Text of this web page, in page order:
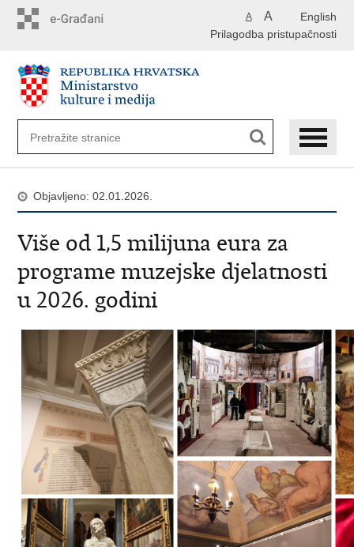
English
A A
Prilagodba pristupačnosti
Objavljeno: 02.01.2026.
Više od 1,5 milijuna eura za
programe muzejske djelatnosti
u 2026. godini